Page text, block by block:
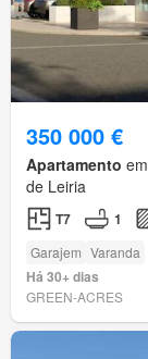
350 000 €
Apartamento
de Leiria
T7 1
Garajem Varanda
Há 30+ dias
GREEN-ACRES